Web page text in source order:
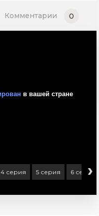
Комментарии 0
4 серия 5 серия 6 серия
›